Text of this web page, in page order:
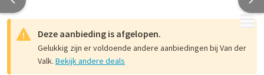
MENU
Deze aanbieding is afgelopen.
Gelukkig zijn er voldoende andere aanbiedingen bij Van der
Valk. Bekijk andere deals